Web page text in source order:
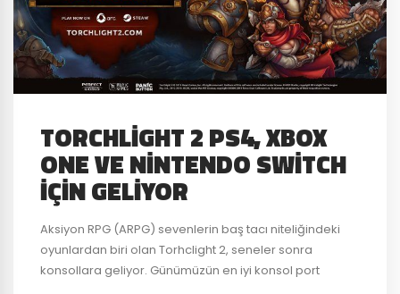
TORCHLIGHT 2 PS4, XBOX
ONE VE NINTENDO SWITCH
İÇIN GELIYOR
Aksiyon RPG (ARPG) sevenlerin baş tacı niteliğindeki
oyunlardan biri olan Torhclight 2, seneler sonra
konsollara geliyor. Günümüzün en iyi konsol port